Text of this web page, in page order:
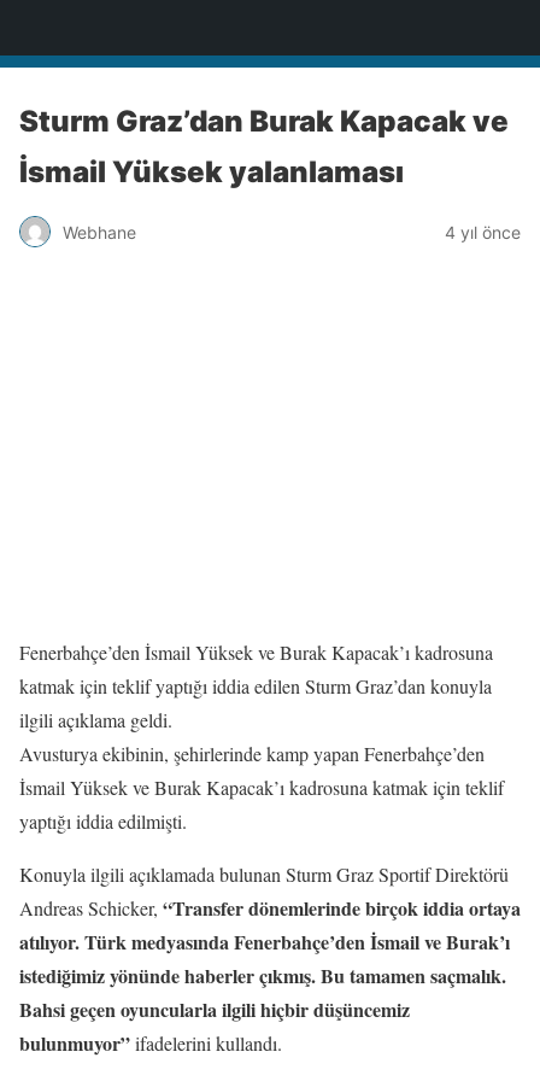
Sturm Graz’dan Burak Kapacak ve
İsmail Yüksek yalanlaması
Webhane 4 yıl önce
Fenerbahçe’den İsmail Yüksek ve Burak Kapacak’ı kadrosuna
katmak için teklif yaptığı iddia edilen Sturm Graz’dan konuyla
ilgili açıklama geldi.
Avusturya ekibinin, şehirlerinde kamp yapan Fenerbahçe’den
İsmail Yüksek ve Burak Kapacak’ı kadrosuna katmak için teklif
yaptığı iddia edilmişti.
Konuyla ilgili açıklamada bulunan Sturm Graz Sportif Direktörü
Andreas Schicker, “Transfer dönemlerinde birçok iddia ortaya
atılıyor. Türk medyasında Fenerbahçe’den İsmail ve Burak’ı
istediğimiz yönünde haberler çıkmış. Bu tamamen saçmalık.
Bahsi geçen oyuncularla ilgili hiçbir düşüncemiz
bulunmuyor”ifadelerini kullandı.